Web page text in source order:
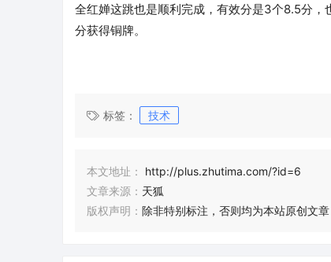
全红婵这跳也是顺利完成，有效分是3个8.5分
分获得铜牌。
标签： 技术
本文地址：
http://plus.zhutima.com/?id=6
文章来源： 天狐
版权声明： 除非特别标注，否则均为本站原创文